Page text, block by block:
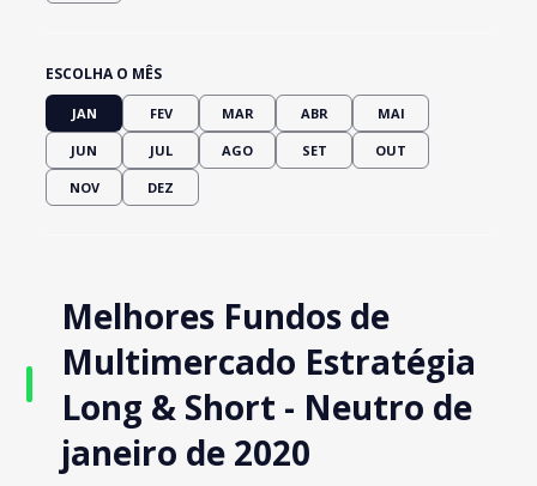
ESCOLHA O MÊS
JAN FEV MAR ABR MAI
JUN JUL AGO SET OUT
NOV DEZ
Melhores Fundos de
Multimercado Estratégia
Long & Short - Neutro de
janeiro de 2020